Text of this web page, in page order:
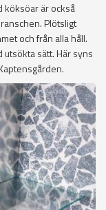
köksöar är också
Plötsligt
och från alla håll.
sätt. Här syns